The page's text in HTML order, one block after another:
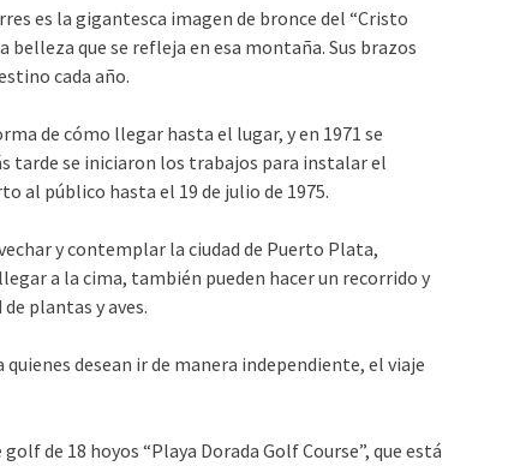
es la gigantesca imagen de bronce del “Cristo
belleza que se refleja en esa montaña. Sus brazos
cada año.
de cómo llegar hasta el lugar, y en 1971 se
tarde se iniciaron los trabajos para instalar el
al público hasta el 19 de julio de 1975.
y contemplar la ciudad de Puerto Plata,
a la cima, también pueden hacer un recorrido y
plantas y aves.
desean ir de manera independiente, el viaje
de 18 hoyos “Playa Dorada Golf Course”, que está